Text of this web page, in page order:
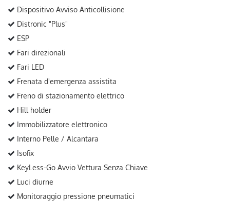
Dispositivo Avviso Anticollisione
Distronic "Plus"
ESP
Fari direzionali
Fari LED
Frenata d'emergenza assistita
Freno di stazionamento elettrico
Hill holder
Immobilizzatore elettronico
Interno Pelle / Alcantara
Isofix
KeyLess-Go Avvio Vettura Senza Chiave
Luci diurne
Monitoraggio pressione pneumatici